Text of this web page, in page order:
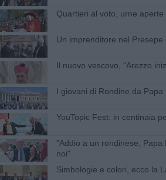
Quartieri al voto, urne
Un imprenditore nel Presepe
Il nuovo vescovo, "Arezzo
I giovani di Rondine da Papa
YouTopic Fest: in centinaia
​"Addio a un rondinese, Papa
noi"
Simbologie e colori, ecco la